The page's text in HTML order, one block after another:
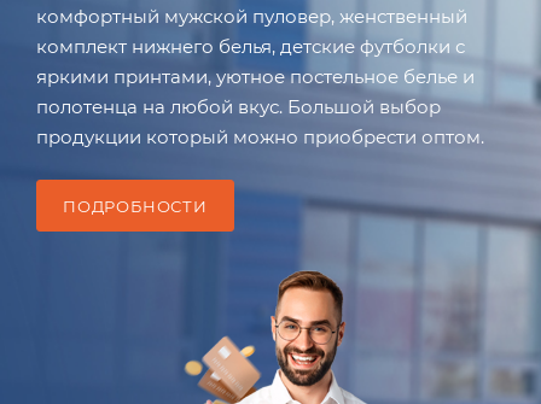
комфортный мужской пуловер, женственный
комплект нижнего белья, детские футболки с
яркими принтами, уютное постельное белье и
полотенца на любой вкус. Большой выбор
продукции который можно приобрести оптом.
ПОДРОБНОСТИ